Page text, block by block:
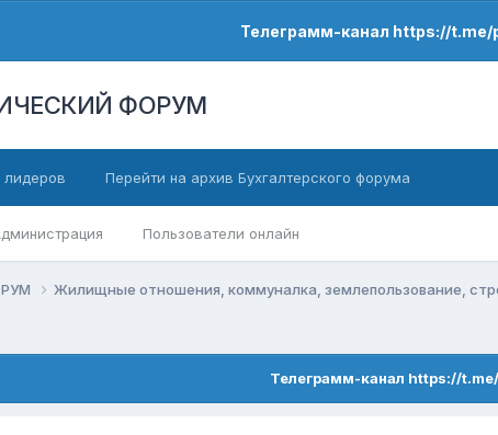
Телеграмм-канал https://t.me/
ФОРУМ
Пользователи онлайн
лидеров Перейти на архив Бухгалтерского форума
Жилищные отношения, коммуналка, землепользование,
Телеграмм-канал https://